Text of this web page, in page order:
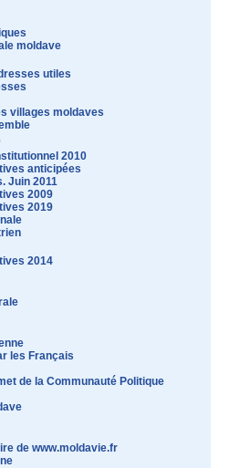
moldave
utiles
villages moldaves
2010
anticipées
Juin 2011
2009
2019
2014
les Français
de la Communauté Politique
de www.moldavie.fr